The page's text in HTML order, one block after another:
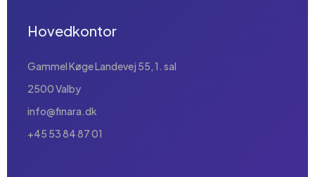
Hovedkontor
Gammel Køge Landevej 55, 1. sal
2500 Valby
info@finara.dk
+45 53 84 87 01